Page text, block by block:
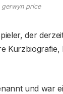
gerwyn price
der
und war